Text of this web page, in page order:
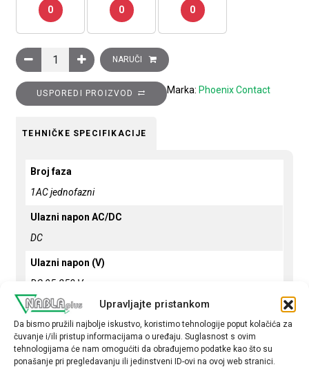
Upravljajte pristankom
Da bismo pružili najbolje iskustvo, koristimo tehnologije poput kolačića za
čuvanje i/ili pristup informacijama o uređaju. Suglasnost s ovim
tehnologijama će nam omogućiti da obrađujemo podatke kao što su
ponašanje pri pregledavanju ili jedinstveni ID-ovi na ovoj web stranici.
0 0 0
Ispravljač STEP POWER, ulaz: 1 faza, izlaz: 5 V DC/6.5 A, za
NARUČI
USPOREDI PROIZVOD Marka: Phoenix Contact
TEHNIČKE SPECIFIKACIJE
Broj faza
1AC jednofazni
Ulazni napon AC/DC
DC
Ulazni napon (V)
DC 95-250 V
Podesivi izlazni napon
Da
Izlazni napon (V DC)